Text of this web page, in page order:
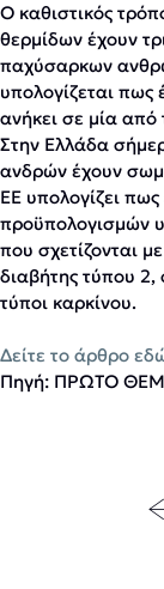
Ο καθιστικός
θερμίδων έχουν
παχύσαρκων
υπολογίζεται πως
ανήκει σε μία από
Στην Ελλάδα
ανδρών έχουν
ΕΕ υπολογίζει
προϋπολογισμών
που σχετίζονται
διαβήτης τύπου 2,
τύποι καρκίνου.
Δείτε το άρθρο
Πηγή: ΠΡΩΤΟ